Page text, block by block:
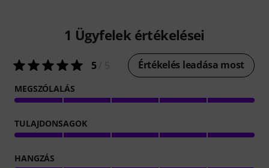
1 Ügyfelek értékelései
5/ 5 Értékelés leadása most
MEGSZÓLALÁS
TULAJDONSAGOK
HANGZÁS